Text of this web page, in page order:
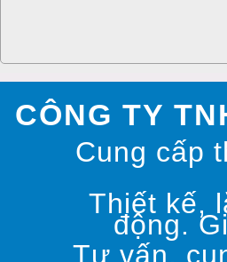
CÔNG TY
Cung cấp
Thiết kế,
động.
Tư vấn,